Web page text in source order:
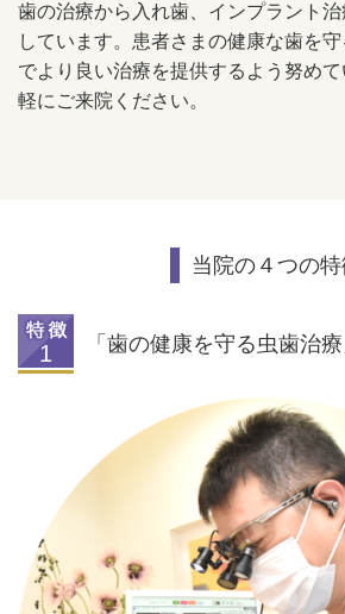
歯の治療から入れ歯、インプラント
しています。患者さまの健康な歯を
でより良い治療を提供するよう努め
軽にご来院ください。
当院の ４ つの特
「歯の健康を守る虫歯治